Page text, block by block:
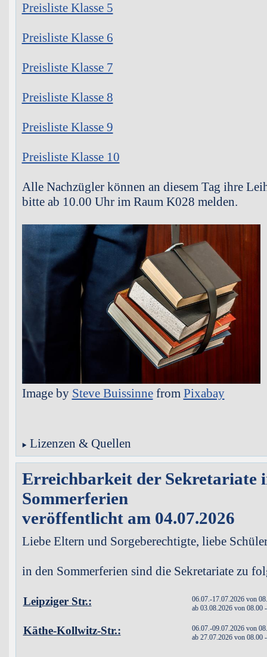
Preisliste Klasse 5
Preisliste Klasse 6
Preisliste Klasse 7
Preisliste Klasse 8
Preisliste Klasse 9
Preisliste Klasse 10
Alle Nachzügler können an diesem Tag ihre
bitte ab 10.00 Uhr im Raum K028 melden.
Image by Steve Buissinnefrom Pixabay
Lizenzen & Quellen
Erreichbarkeit der Sekretariate
Sommerferien
veröffentlicht am 04.07.2026
Liebe Eltern und Sorgeberechtigte, liebe
in den Sommerferien sind die Sekretariate zu
Leipziger Str.:
06.07.-17.07.2026 von
ab 03.08.2026 von 08.00
Käthe-Kollwitz-Str.:
06.07.-09.07.2026 von
ab 27.07.2026 von 08.00